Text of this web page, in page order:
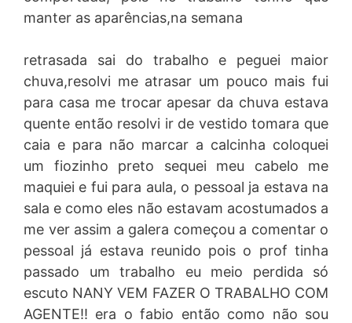
manter as aparências,na semana
retrasada sai do trabalho e peguei maior
chuva,resolvi me atrasar um pouco mais fui
para casa me trocar apesar da chuva estava
quente então resolvi ir de vestido tomara que
caia e para não marcar a calcinha coloquei
um fiozinho preto sequei meu cabelo me
maquiei e fui para aula, o pessoal ja estava na
sala e como eles não estavam acostumados a
me ver assim a galera começou a comentar o
pessoal já estava reunido pois o prof tinha
passado um trabalho eu meio perdida só
escuto NANY VEM FAZER O TRABALHO COM
AGENTE!! era o fabio então como não sou